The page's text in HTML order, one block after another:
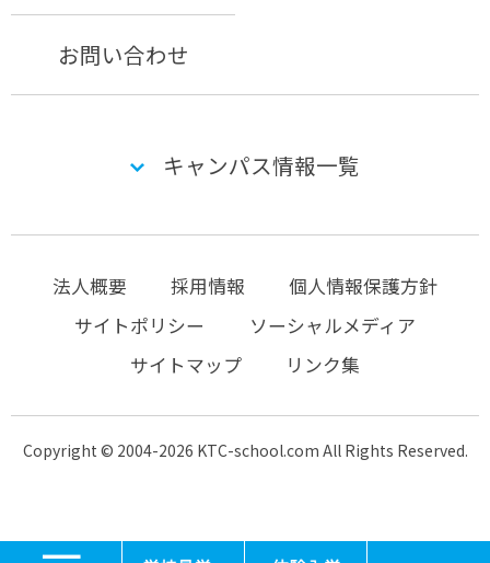
お問い合わせ
キャンパス情報一覧
法人概要 採用情報
個人情報保護方針
サイトポリシー
ソーシャルメディア
サイトマップ
リンク集
Copyright © 2004-2026 KTC-school.com All Rights Reserved.